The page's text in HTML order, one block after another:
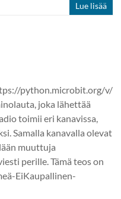
Lue lisää
python.microbit.org/v/
joka lähettää
toimii eri kanavissa,
Samalla kanavalla olevat
muuttuja
perille. Tämä teos on
EiKaupallinen-